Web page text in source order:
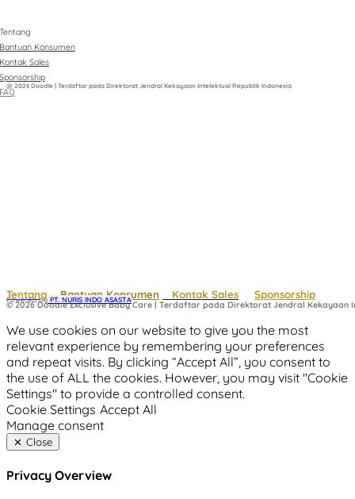
Tentang
Bantuan Konsumen
Kontak Sales
Sponsorship
FAQ
@ 2026 Doodle | Terdaftar pada Direktorat Jendral Kekayaan Intelektual Republik Indonesia
Tentang Bantuan Konsumen Kontak Sales Sponsorship
© 2026 Doodle Exclusive Baby Care | Terdaftar pada Direktorat Jendral Kekayaan
Powered by PT. NURIS INDO ASASTA
We use cookies on our website to give you the most
relevant experience by remembering your preferences
and repeat visits. By clicking “Accept All”, you consent to
the use of ALL the cookies. However, you may visit "Cookie
Settings" to provide a controlled consent.
Cookie Settings Accept All
Manage consent
Close
Privacy Overview